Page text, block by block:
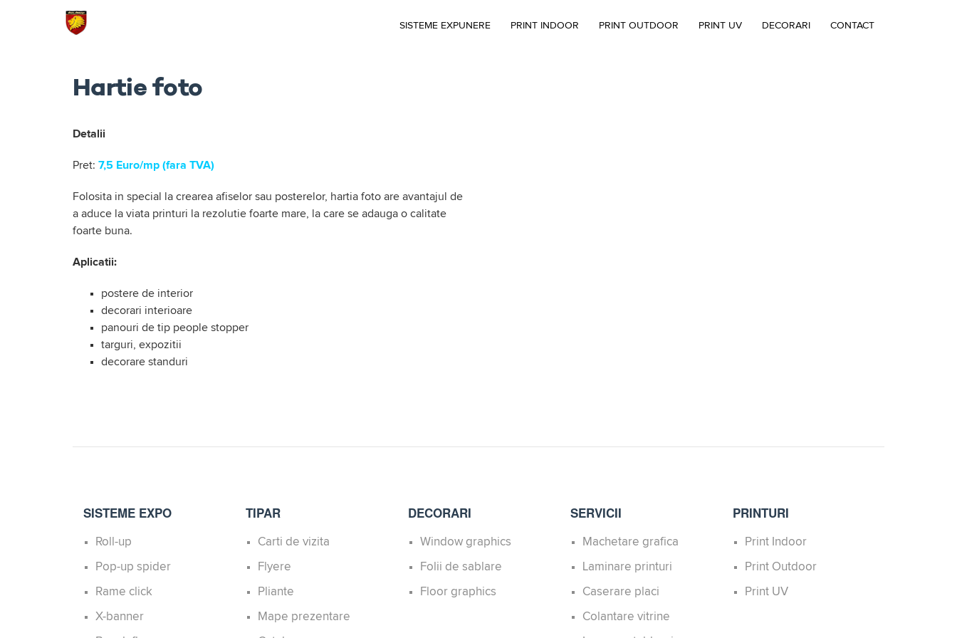
SISTEME EXPUNERE PRINT INDOOR PRINT OUTDOOR PRINT UV DECORARI CONTACT
Hartie foto
Detalii
Pret: 7,5 Euro/mp (fara TVA)
Folosita in special la crearea afiselor sau posterelor, hartia foto are avantajul de
a aduce la viata printuri la rezolutie foarte mare, la care se adauga o calitate
foarte buna.
Aplicatii:
postere de interior
decorari interioare
panouri de tip people stopper
targuri, expozitii
decorare standuri
SISTEME EXPO
Roll-up
Pop-up spider
Rame click
X-banner
TIPAR
Carti de vizita
Flyere
Pliante
Mape prezentare
DECORARI
Window graphics
Folii de sablare
Floor graphics
SERVICII
Machetare grafica
Laminare printuri
Caserare placi
Colantare vitrine
PRINTURI
Print Indoor
Print Outdoor
Print UV